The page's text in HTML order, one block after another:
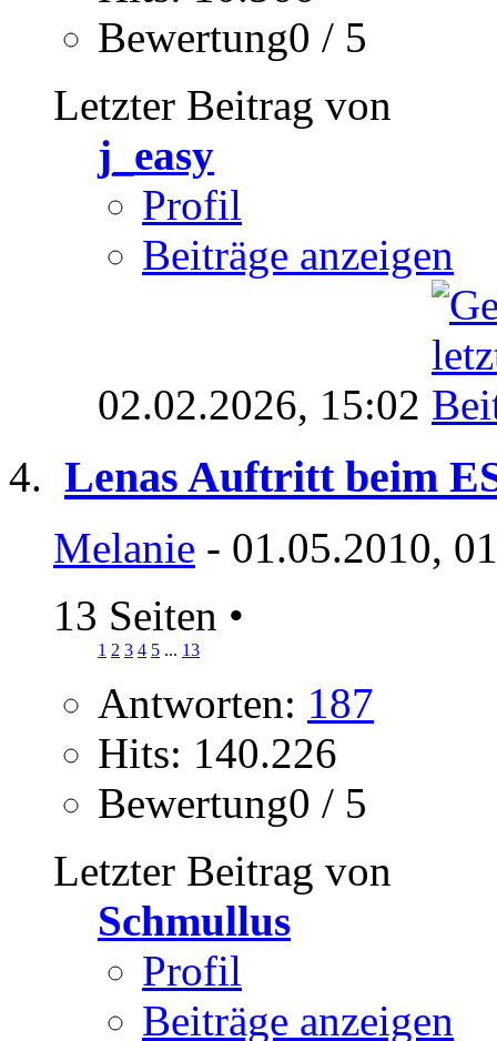
Bewertung0 / 5
Letzter Beitrag von
j_easy
Profil
Beiträge anzeigen
02.02.2026, 15:02
Lenas Auftritt beim
Melanie - 01.05.2010,
13 Seiten •
1 2 3 4 5 ... 13
Antworten: 187
Hits: 140.226
Bewertung0 / 5
Letzter Beitrag von
Schmullus
Profil
Beiträge anzeigen